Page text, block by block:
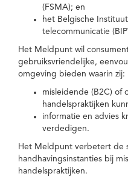
(FSMA); en
het Belgische
telecommunicatie
Het Meldpunt wil
gebruiksvriendelijke,
omgeving bieden waarin zij:
misleidende (B2C) of
handelspraktijken
informatie en advies
verdedigen.
Het Meldpunt verbetert de
handhavingsinstanties bij
handelspraktijken.